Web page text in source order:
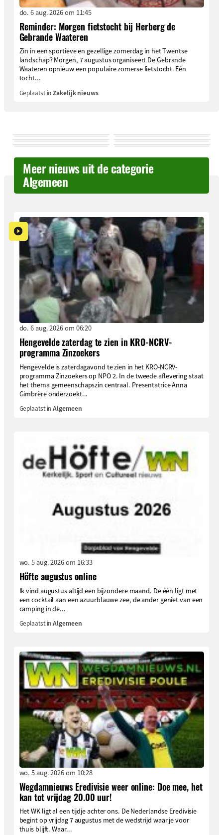
do. 6 aug. 2026 om 11:45
Reminder: Morgen fietstocht bij Herberg de
Gebrande Waateren
Zin in een sportieve en gezellige zomerdag in het Twentse
landschap? Morgen, 7 augustus organiseert De Gebrande
Waateren opnieuw een populaire zomerse fietstocht. Eén
tocht...
Geplaatst inZakelijk nieuws
Meer nieuws uit de categorie
Algemeen
do. 6 aug. 2026 om 06:20
Hengevelde zaterdag te zien in KRO-NCRV-
programma Zinzoekers
Hengevelde is zaterdagavond te zien in het KRO-NCRV-
programma Zinzoekers op NPO 2. In de tweede aflevering staat
het thema gemeenschapszin centraal. Presentatrice Anna
Gimbrère onderzoekt...
Geplaatst inAlgemeen
wo. 5 aug. 2026 om 16:33
Höfte augustus online
Ik vind augustus altijd een bijzondere maand. De één ligt met
een cocktail aan een azuurblauwe zee, de ander geniet van een
camping in de...
Geplaatst inAlgemeen
wo. 5 aug. 2026 om 10:28
Wegdamnieuws Eredivisie weer online: Doe mee, het
kan tot vrijdag 20.00 uur!
Het WK ligt al een tijdje achter ons. De Nederlandse Eredivisie
begint op vrijdag 7 augustus met de wedstrijd waar je voor
thuis blijft. Waar...